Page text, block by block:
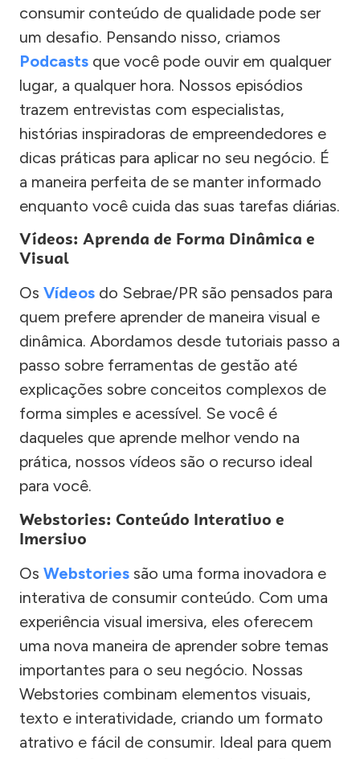
consumir conteúdo de qualidade pode ser
um desafio. Pensando nisso, criamos
Podcasts que você pode ouvir em qualquer
lugar, a qualquer hora. Nossos episódios
trazem entrevistas com especialistas,
histórias inspiradoras de empreendedores e
dicas práticas para aplicar no seu negócio. É
a maneira perfeita de se manter informado
enquanto você cuida das suas tarefas diárias.
Vídeos: Aprenda de Forma Dinâmica e
Visual
Os Vídeos do Sebrae/PR são pensados para
quem prefere aprender de maneira visual e
dinâmica. Abordamos desde tutoriais passo a
passo sobre ferramentas de gestão até
explicações sobre conceitos complexos de
forma simples e acessível. Se você é
daqueles que aprende melhor vendo na
prática, nossos vídeos são o recurso ideal
para você.
Webstories: Conteúdo Interativo e
Imersivo
Os Webstories são uma forma inovadora e
interativa de consumir conteúdo. Com uma
experiência visual imersiva, eles oferecem
uma nova maneira de aprender sobre temas
importantes para o seu negócio. Nossas
Webstories combinam elementos visuais,
texto e interatividade, criando um formato
atrativo e fácil de consumir. Ideal para quem